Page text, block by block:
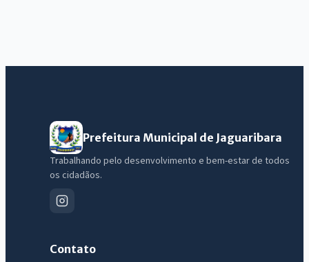
Prefeitura Municipal de Jaguaribara
Trabalhando pelo desenvolvimento e bem-estar de todos
os cidadãos.
Contato